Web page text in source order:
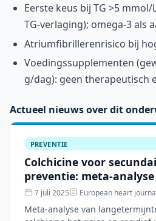
Eerste keus bij TG >5
TG-verlaging); omega-3 als
Atriumfibrillerenrisico bij
Voedingssupplementen
g/dag): geen therapeutisch
Actueel nieuws over dit
PREVENTIE
Colchicine voor
preventie: meta-
7 juli 2025 European heart
Meta-analyse van